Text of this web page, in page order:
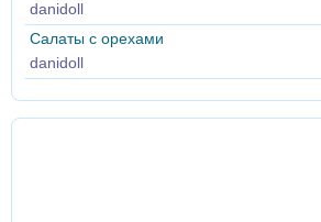
danidoll
Салаты с орехами
danidoll